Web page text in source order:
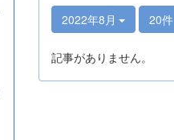
2022年8月 20件
記事がありません。